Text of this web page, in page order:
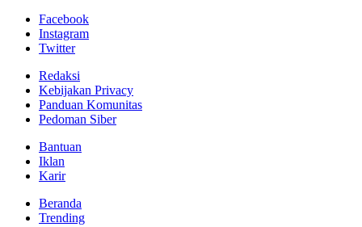
Facebook
Instagram
Twitter
Redaksi
Kebijakan Privacy
Panduan Komunitas
Pedoman Siber
Bantuan
Iklan
Karir
Beranda
Trending